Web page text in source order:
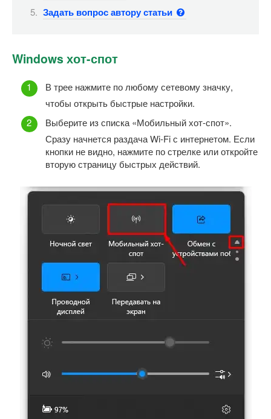
Задать вопрос автору статьи
Windows хот-спот
В трее нажмите по любому сетевому значку,
чтобы открыть быстрые настройки.
Выберите из списка «Мобильный хот-спот».
Сразу начнется раздача Wi-Fi с интернетом. Если
кнопки не видно, нажмите по стрелке или откройте
вторую страницу быстрых действий.